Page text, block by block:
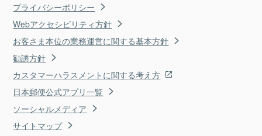
プライバシーポリシー
Webアクセシビリティ方針
お客さま本位の業務運営に関する基本方針
勧誘方針
カスタマーハラスメントに関する考え方
日本郵便公式アプリ一覧
ソーシャルメディア
サイトマップ